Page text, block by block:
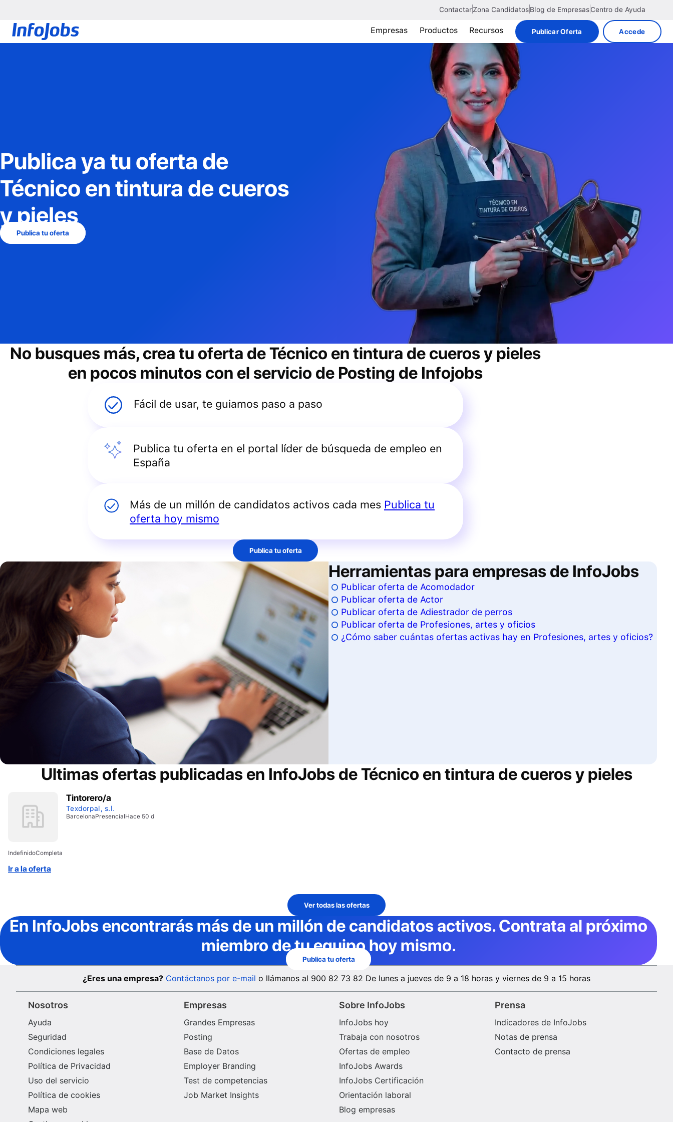
ContactarZona CandidatosBlog de EmpresasCentro de Ayuda
Empresas Productos Recursos Publicar Oferta Accede
Publica ya tu oferta de
Técnico en tintura de cueros
y pieles
Publica tu oferta
No busques más, crea tu oferta deTécnico en tintura de cueros y pieles
en pocos minutos con el servicio de Posting de Infojobs
Fácil de usar, te guiamos paso a paso
Publica tu oferta en el portal líder de búsqueda de empleo en
España
Más de un millón de candidatos activos cada mes Publica tu
oferta hoy mismo
Publica tu oferta
Herramientas para empresas de InfoJobs
Publicar oferta de Acomodador
Publicar oferta de Actor
Publicar oferta de Adiestrador de perros
Publicar oferta de Profesiones, artes y oficios
¿Cómo saber cuántas ofertas activas hay en Profesiones, artes y oficios?
Ultimas ofertas publicadas en InfoJobs deTécnico en tintura de cueros y pieles
Tintorero/a
Texdorpal, s.l.
BarcelonaPresencialHace 50 d
IndefinidoCompleta
Ir a la oferta
Ver todas las ofertas
En InfoJobs encontrarás más de un millón de candidatos activos. Contrata al próximo
miembro de tu equipo hoy mismo.
Publica tu oferta
¿Eres una empresa? Contáctanos por e-mail o llámanos al 900 82 73 82 De lunes a jueves de 9 a 18 horas y viernes de 9 a 15 horas
Nosotros
Ayuda
Seguridad
Condiciones legales
Política de Privacidad
Uso del servicio
Política de cookies
Mapa web
Empresas
Grandes Empresas
Posting
Base de Datos
Employer Branding
Test de competencias
Job Market Insights
Sobre InfoJobs
InfoJobs hoy
Trabaja con nosotros
Ofertas de empleo
InfoJobs Awards
InfoJobs Certificación
Orientación laboral
Blog empresas
Prensa
Indicadores de InfoJobs
Notas de prensa
Contacto de prensa